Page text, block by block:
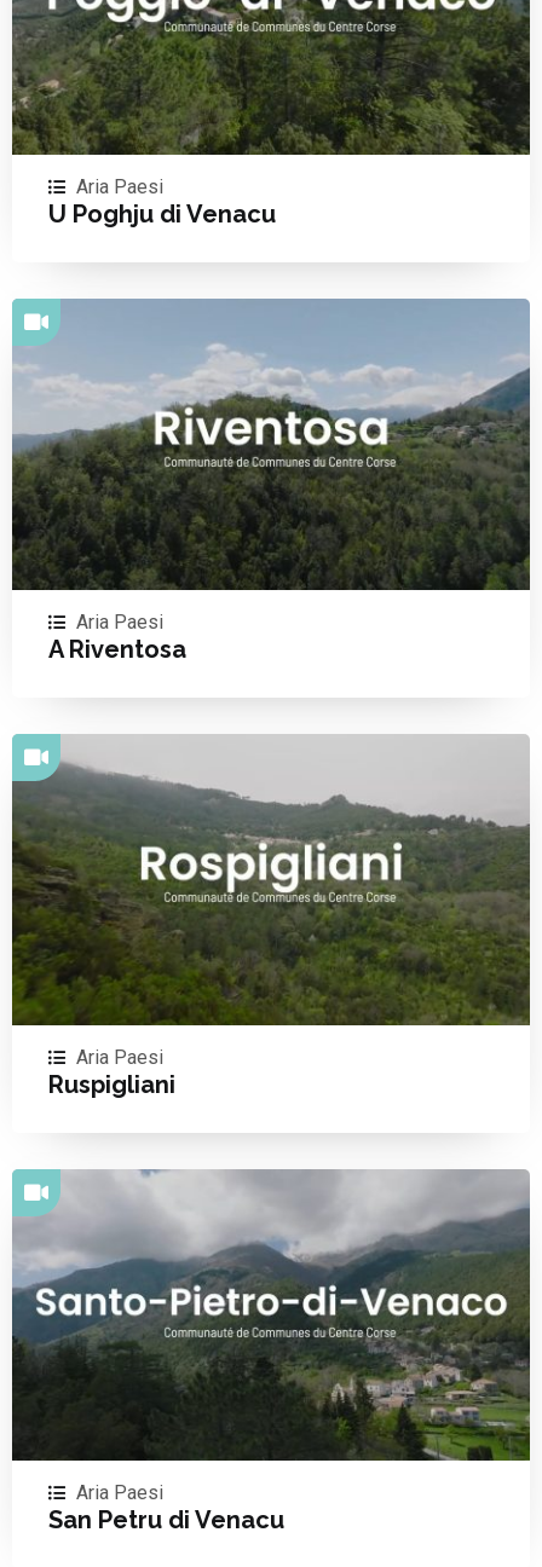
Aria Paesi
U Poghju di Venacu
Aria Paesi
A Riventosa
Aria Paesi
Ruspigliani
Aria Paesi
San Petru di Venacu